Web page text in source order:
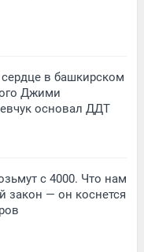
в башкирском
Джими
основал ДДТ
с 4000. Что нам
закон — он коснется